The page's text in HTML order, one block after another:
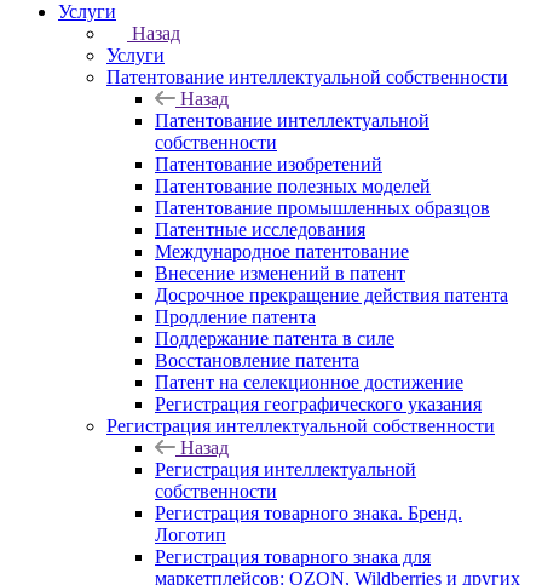
Услуги
Назад
Услуги
Патентование интеллектуальной собственности
Назад
Патентование интеллектуальной
собственности
Патентование изобретений
Патентование полезных моделей
Патентование промышленных образцов
Патентные исследования
Международное патентование
Внесение изменений в патент
Досрочное прекращение действия патента
Продление патента
Поддержание патента в силе
Восстановление патента
Патент на селекционное достижение
Регистрация географического указания
Регистрация интеллектуальной собственности
Назад
Регистрация интеллектуальной
собственности
Регистрация товарного знака. Бренд.
Логотип
Регистрация товарного знака для
маркетплейсов: OZON, Wildberries и других